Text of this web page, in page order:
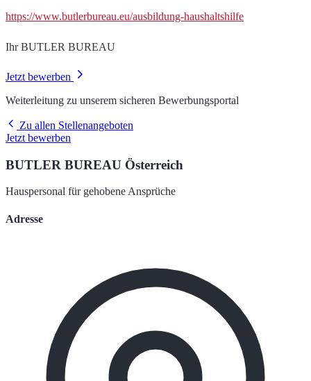
https://www.butlerbureau.eu/ausbildung-haushaltshilfe
Ihr BUTLER BUREAU
Jetzt bewerben
Weiterleitung zu unserem sicheren Bewerbungsportal
Zu allen Stellenangeboten
Jetzt bewerben
BUTLER BUREAU Österreich
Hauspersonal für gehobene Ansprüche
Adresse